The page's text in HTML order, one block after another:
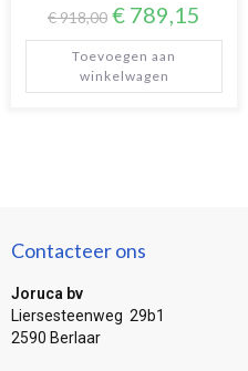
€918,00 € 789,15
Toevoegen aan
winkelwagen
Contacteer ons
Joruca bv
Liersesteenweg 29b1
2590 Berlaar